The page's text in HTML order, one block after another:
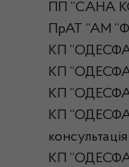
ПП “САНА
ПрАТ “АМ
КП
КП
КП
КП
КП